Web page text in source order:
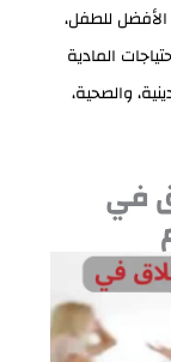
الأفضل للطفل،
المادية
والصحية،
في